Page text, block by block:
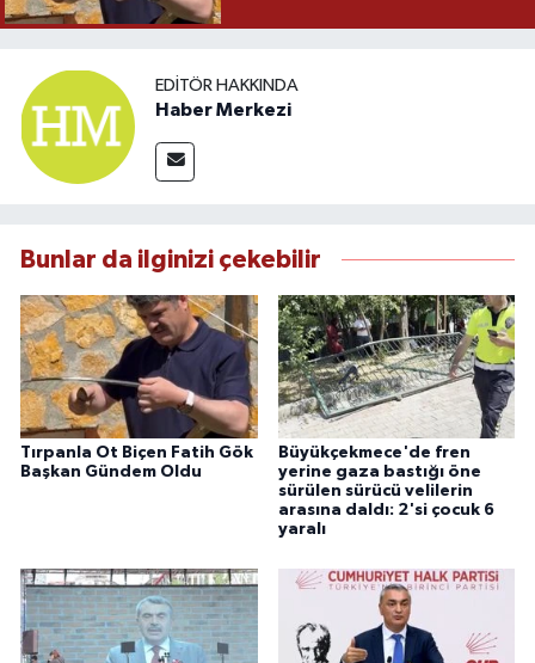
EDITÖR HAKKINDA
Haber Merkezi
Bunlar da ilginizi çekebilir
Tırpanla Ot Biçen Fatih Gök
Başkan Gündem Oldu
Büyükçekmece'de fren
yerine gaza bastığı öne
sürülen sürücü velilerin
arasına daldı: 2'si çocuk 6
yaralı